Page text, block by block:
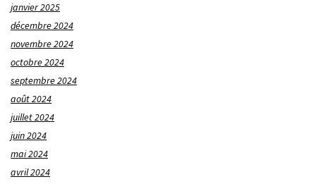
janvier 2025
décembre 2024
novembre 2024
octobre 2024
septembre 2024
août 2024
juillet 2024
juin 2024
mai 2024
avril 2024